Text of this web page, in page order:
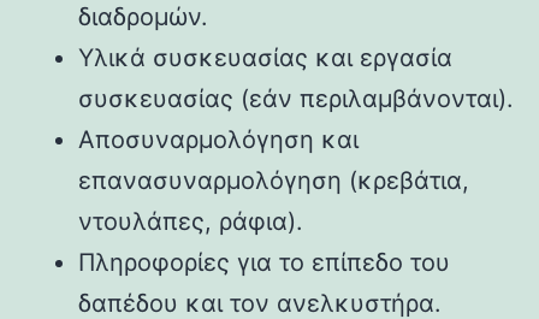
διαδρομών.
Υλικά συσκευασίας και εργασία
συσκευασίας (εάν περιλαμβάνονται).
Αποσυναρμολόγηση και
επανασυναρμολόγηση (κρεβάτια,
ντουλάπες, ράφια).
Πληροφορίες για το επίπεδο του
δαπέδου και τον ανελκυστήρα.